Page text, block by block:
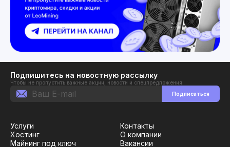
Подпишитесь на новостную рассылку
Чтобы не пропустить важные акции, новости и спецпредложения
Подписаться
Услуги
Хостинг
Майнинг под ключ
Контакты
О компании
Вакансии